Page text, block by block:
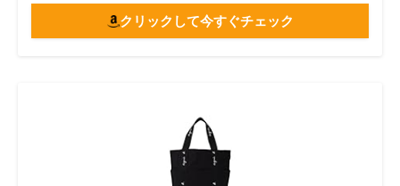
クリックして今すぐチェック